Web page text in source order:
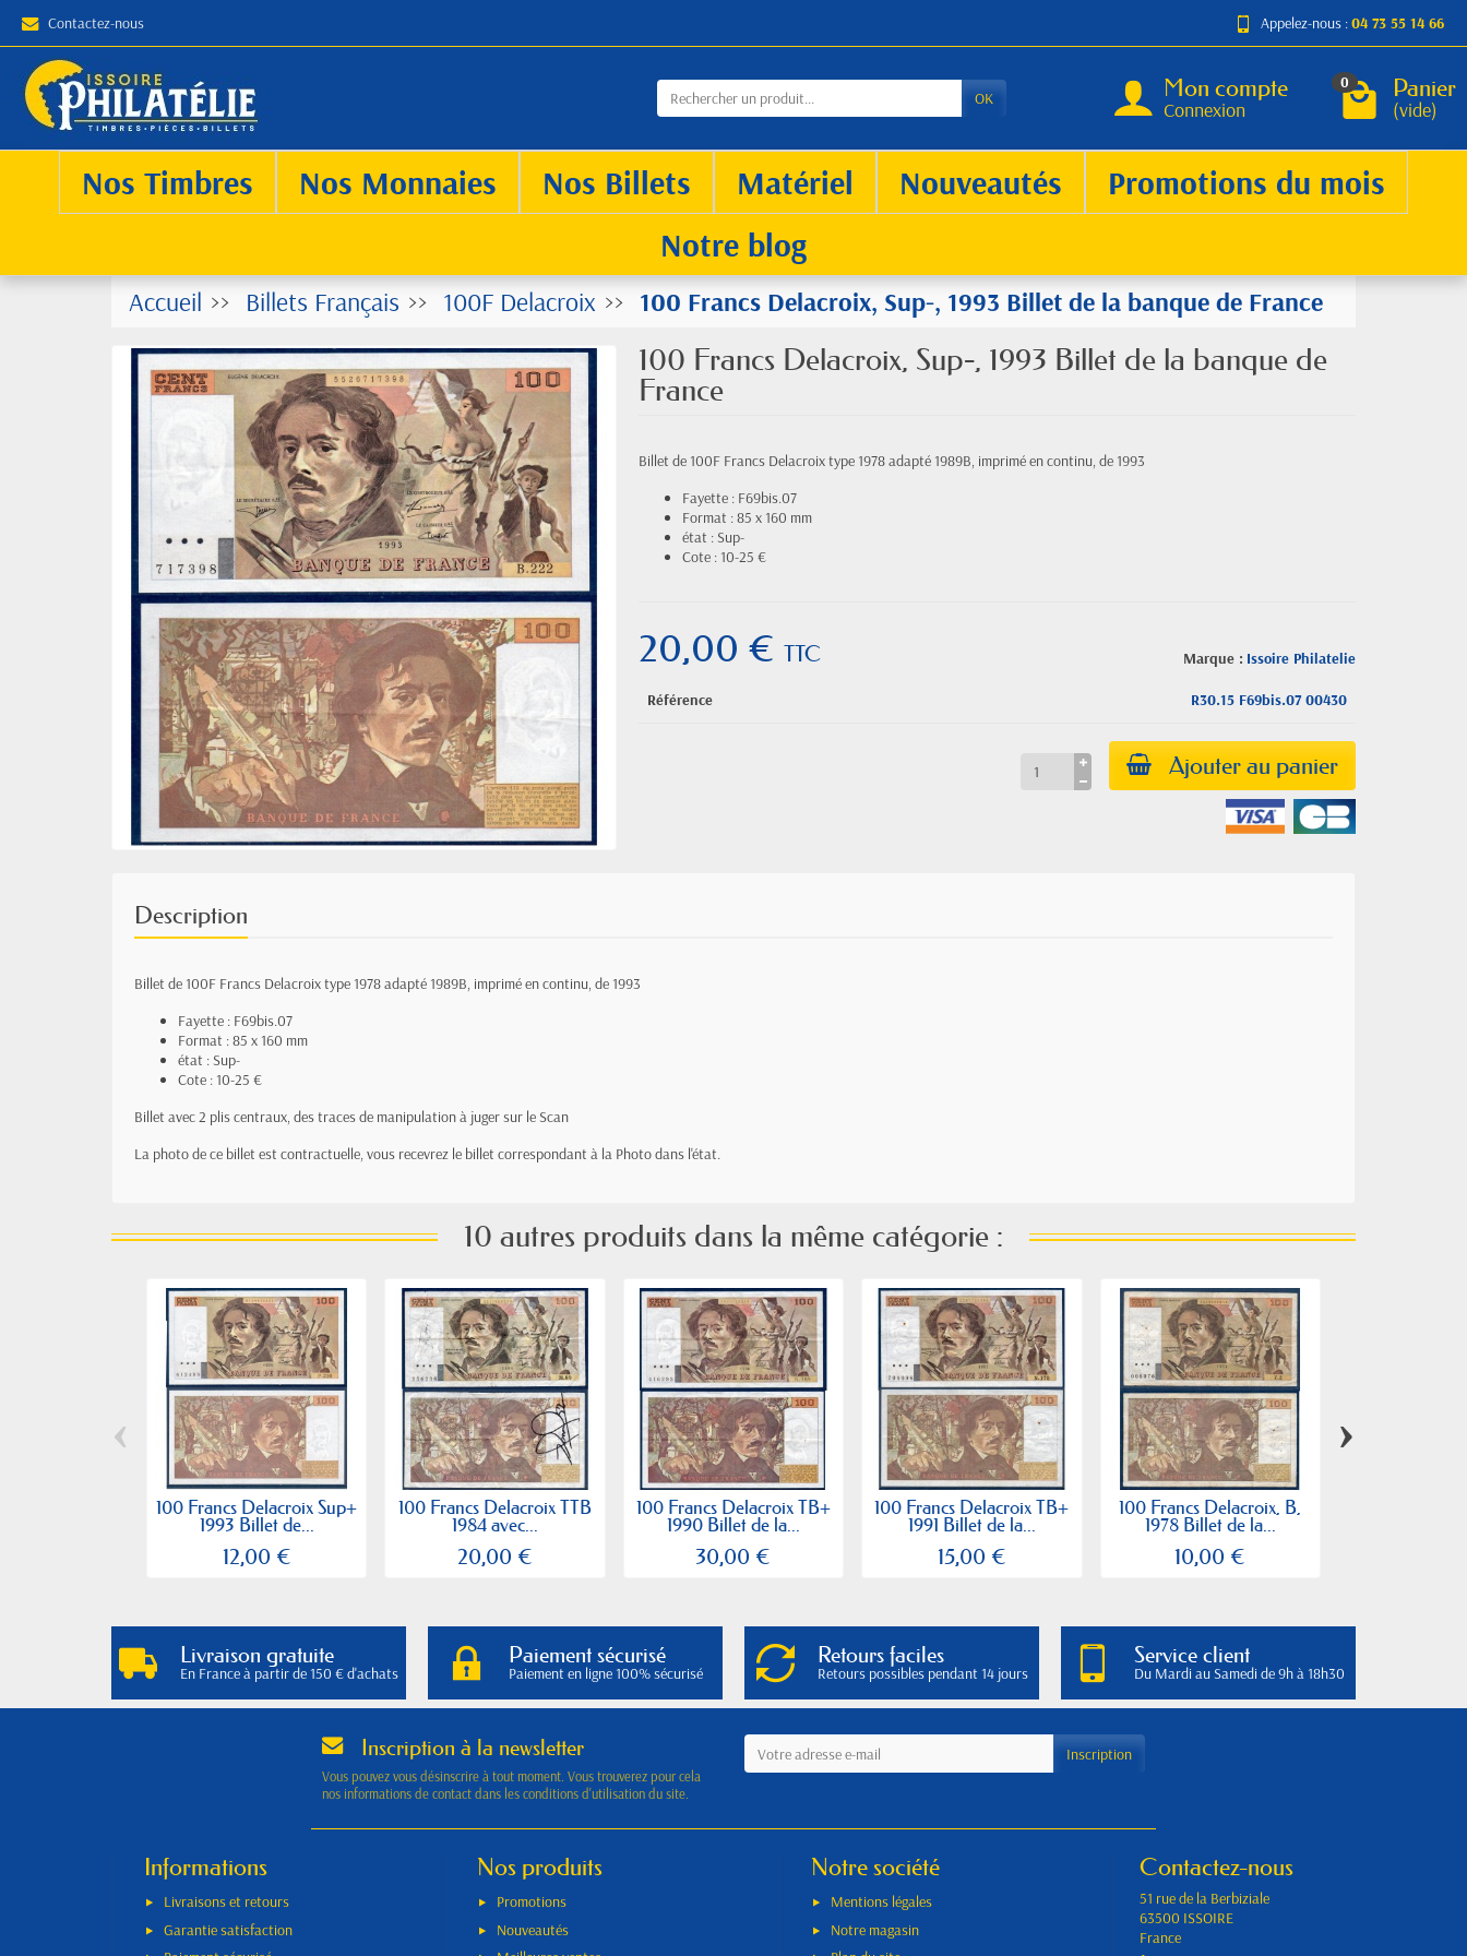
Contactez-nous Appelez-nous :04 73 55 14 66
OK Mon compte
Connexion
0 Panier
(vide)
Nos Timbres Nos Monnaies Nos Billets Matériel Nouveautés
Promotions du mois
Notre blog
Accueil Billets Français 100F Delacroix 100 Francs Delacroix, Sup-, 1993 Billet de la banque de France
100 Francs Delacroix, Sup-, 1993 Billet de la banque de
France
Billet de 100F Francs Delacroix type 1978 adapté 1989B, imprimé en continu, de 1993
Fayette : F69bis.07
Format : 85 x 160 mm
état : Sup-
Cote : 10-25 €
Marque : Issoire Philatelie
20,00 €TTC
Référence R30.15 F69bis.07 00430
Ajouter au panier
Description
Billet de 100F Francs Delacroix type 1978 adapté 1989B, imprimé en continu, de 1993
Fayette : F69bis.07
Format : 85 x 160 mm
état : Sup-
Cote : 10-25 €
Billet avec 2 plis centraux, des traces de manipulation à juger sur le Scan
La photo de ce billet est contractuelle, vous recevrez le billet correspondant à la Photo dans l'état.
10 autres produits dans la même catégorie :
100 Francs Delacroix Sup+
1993 Billet de...
12,00 €
100 Francs Delacroix TTB
1984 avec...
20,00 €
100 Francs Delacroix TB+
1990 Billet de la...
30,00 €
100 Francs Delacroix TB+
1991 Billet de la...
15,00 €
100 Francs Delacroix, B,
1978 Billet de la...
10,00 €
‹ ›
Livraison gratuite
En France à partir de 150 € d'achats
Paiement sécurisé
Paiement en ligne 100% sécurisé
Retours faciles
Retours possibles pendant 14 jours
Service client
Du Mardi au Samedi de 9h à 18h30
Inscription à la newsletter
Vous pouvez vous désinscrire à tout moment. Vous trouverez pour cela
nos informations de contact dans les conditions d'utilisation du site.
Informations
Livraisons et retours
Garantie satisfaction
Nos produits
Promotions
Nouveautés
Notre société
Mentions légales
Notre magasin
Contactez-nous
51 rue de la Berbiziale
63500 ISSOIRE
France